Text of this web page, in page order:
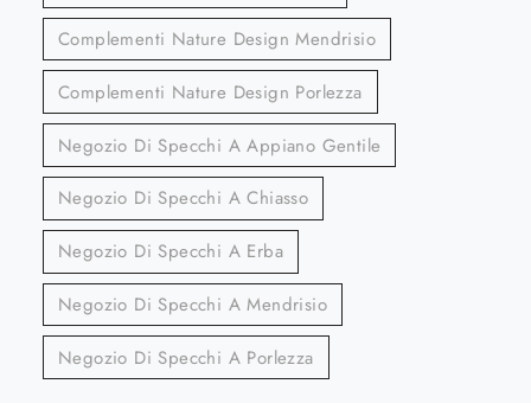
Complementi Nature Design Mendrisio
Complementi Nature Design Porlezza
Negozio Di Specchi A Appiano Gentile
Negozio Di Specchi A Chiasso
Negozio Di Specchi A Erba
Negozio Di Specchi A Mendrisio
Negozio Di Specchi A Porlezza